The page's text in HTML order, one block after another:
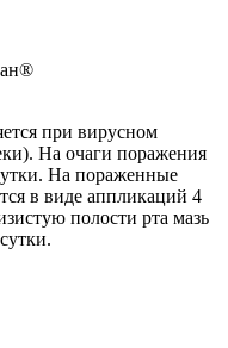
при вирусном
На очаги поражения
На пораженные
в виде аппликаций 4
полости рта мазь